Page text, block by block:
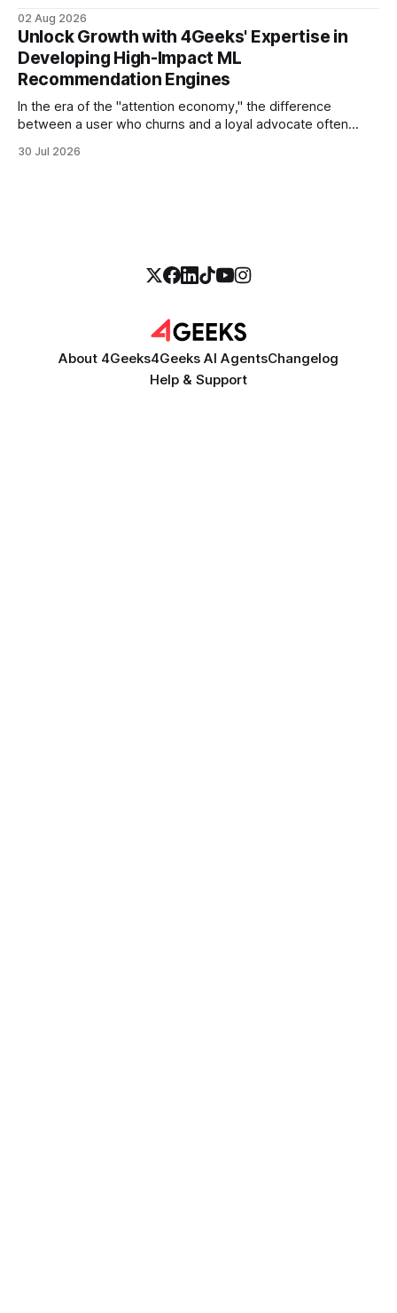
more empathetic, and solves a complex billing dispute in
thirty seconds—all without a human agent
02 Aug 2026
Unlock Growth with 4Geeks' Expertise in
Developing High-Impact ML
Recommendation Engines
In the era of the "attention economy," the difference
between a user who churns and a loyal advocate often
exactly what they were looking for without having to search
30 Jul 2026
About 4Geeks4Geeks AI AgentsChangelog
Help & Support